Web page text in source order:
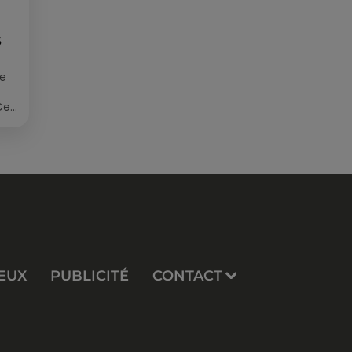
PUBLICITÉ CONTACT